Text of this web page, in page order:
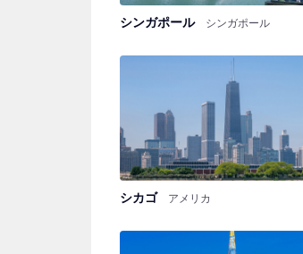
シンガポール シンガポール
シカゴ アメリカ